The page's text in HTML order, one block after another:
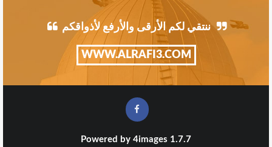
ننتقي لكم الأرقى والأرفع لأذواقكم
WWW.ALRAFI3.COM
Powered by 4images 1.7.7